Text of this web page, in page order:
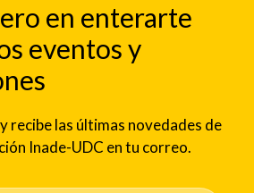
en enterarte
eventos y
recibe las últimas novedades de
Inade-UDC en tu correo.